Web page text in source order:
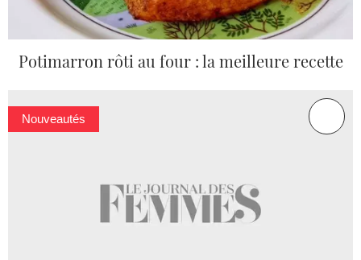
Potimarron rôti au four : la meilleure recette
Nouveautés